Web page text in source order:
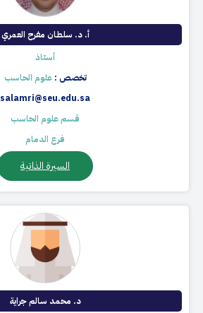
أ. د. سلطان مفرح العمري
أستاذ
تخصص :علوم الحاسب
salamri@seu.edu.sa
قسم علوم الحاسب
فرع الدمام
السيرة الذاتية
د. محمد سالم جراية